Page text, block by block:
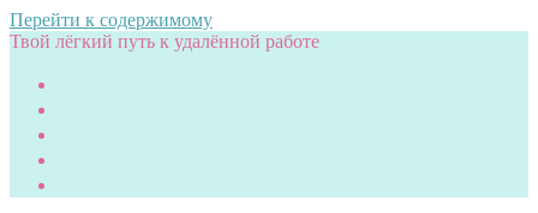
Перейти к содержимому
Твой лёгкий путь к удалённой работе